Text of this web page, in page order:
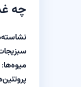
چه
میوه‌ها: